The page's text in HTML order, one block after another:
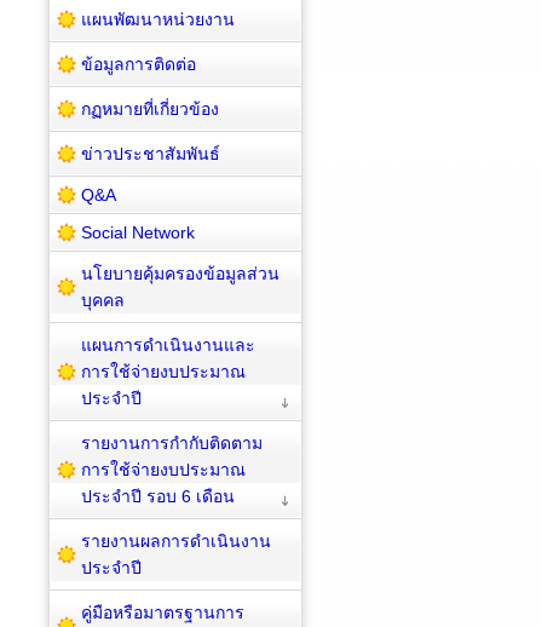
แผนพัฒนาหน่วยงาน
ข้อมูลการติดต่อ
กฏหมายที่เกี่ยวข้อง
ข่าวประชาสัมพันธ์
Q&A
Social Network
นโยบายคุ้มครองข้อมูลส่วน
บุคคล
แผนการดำเนินงานและ
การใช้จ่ายงบประมาณ
ประจำปี
รายงานการกำกับติดตาม
การใช้จ่ายงบประมาณ
ประจำปี รอบ 6 เดือน
รายงานผลการดำเนินงาน
ประจำปี
คู่มือหรือมาตรฐานการ